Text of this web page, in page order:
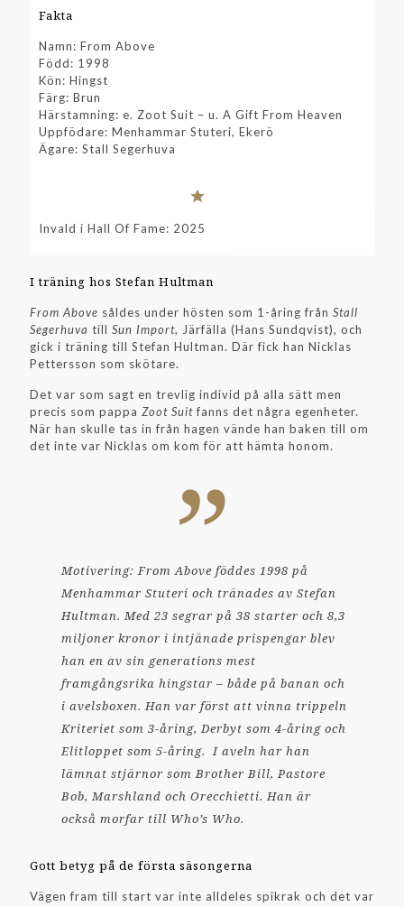
Fakta
Namn: From Above
Född: 1998
Kön: Hingst
Färg: Brun
Härstamning: e. Zoot Suit – u. A Gift From Heaven
Uppfödare: Menhammar Stuteri, Ekerö
Ägare: Stall Segerhuva
Invald i Hall Of Fame: 2025
I träning hos Stefan Hultman
From Above såldes under hösten som 1-åring från Stall
Segerhuva till Sun Import, Järfälla (Hans Sundqvist), och
gick i träning till Stefan Hultman. Där fick han Nicklas
Pettersson som skötare.
Det var som sagt en trevlig individ på alla sätt men
precis som pappa Zoot Suitfanns det några egenheter.
När han skulle tas in från hagen vände han baken till om
det inte var Nicklas om kom för att hämta honom.
Motivering: From Above föddes 1998 på
Menhammar Stuteri och tränades av Stefan
Hultman. Med 23 segrar på 38 starter och 8,3
miljoner kronor i intjänade prispengar blev
han en av sin generations mest
framgångsrika hingstar – både på banan och
i avelsboxen. Han var först att vinna trippeln
Kriteriet som 3-åring, Derbyt som 4-åring och
Elitloppet som 5-åring. I aveln har han
lämnat stjärnor som Brother Bill, Pastore
Bob, Marshland och Orecchietti. Han är
också morfar till Who’s Who.
Gott betyg på de första säsongerna
Vägen fram till start var inte alldeles spikrak och det var